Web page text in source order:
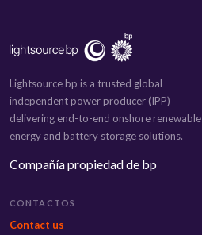
Lightsource bp is a trusted global
independent power producer (IPP)
delivering end-to-end onshore renewable
energy and battery storage solutions.
Compañía propiedad de bp
CONTACTOS
Contact us